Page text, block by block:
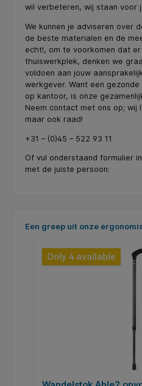
wil verbeteren, wij staan voor
We kunnen je adviseren over
de beste materialen en de
echt!, om te voorkomen dat
thuiswerkplek, denken we
voldoen aan jouw
werkgever. Want een
op kantoor, is onze
Neem contact met ons op; wij
maar ook raad!
+31 – (0)45 – 522 93 11
Of vul onderstaand formulier
met de juiste persoon:
Skip product gallery
Een greep uit onze
Only 4 available